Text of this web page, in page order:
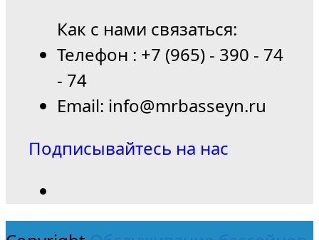
Как с нами связаться:
Телефон : +7 (965) - 390 - 74
- 74
Email: info@mrbasseyn.ru
Подписывайтесь на нас